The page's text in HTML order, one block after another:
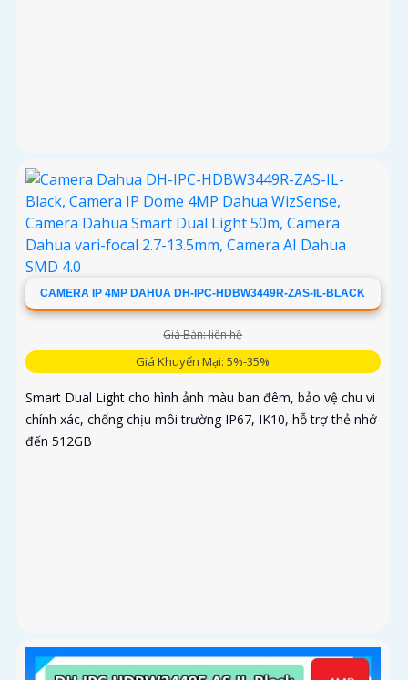
CAMERA IP 4MP DAHUA DH-IPC-HDBW3449R-ZAS-IL-BLACK
Giá Bán: liên hệ
Giá Khuyến Mại: 5%-35%
Smart Dual Light cho hình ảnh màu ban đêm, bảo vệ chu vi
chính xác, chống chịu môi trường IP67, IK10, hỗ trợ thẻ nhớ
đến 512GB